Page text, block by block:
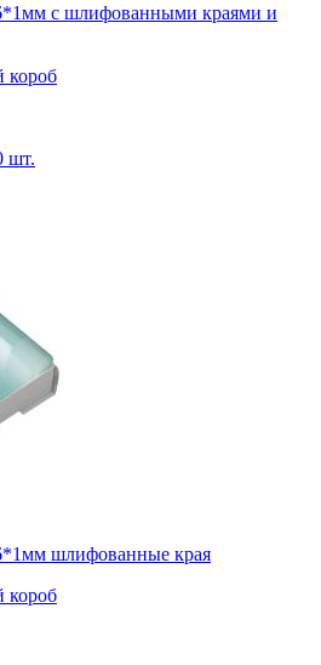
с шлифованными краями и
короб
шт.
шлифованные края
короб